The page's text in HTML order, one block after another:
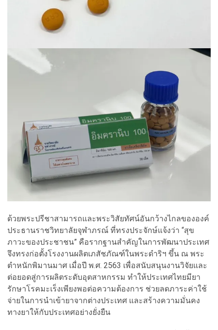
ด้วยพระปรีชาสามารถและพระวิสัยทัศน์อันกว้างไกลขององค์
ประธานราชวิทยาลัยจุฬาภรณ์ ที่ทรงประจักษ์แจ้งว่า “สุข
ภาวะของประชาชน” คือรากฐานสำคัญในการพัฒนาประเทศ
จึงทรงก่อตั้งโรงงานผลิตเภสัชภัณฑ์ในพระดําริฯ ขึ้น ณ พระ
ตำหนักพิมานมาศ เมื่อปี พ.ศ. 2563 เพื่อสนับสนุนงานวิจัยและ
ต่อยอดสู่การผลิตระดับอุตสาหกรรม ทำให้ประเทศไทยมียา
รักษาโรคมะเร็งเพียงพอต่อความต้องการ ช่วยลดภาระค่าใช้
จ่ายในการนำเข้ายาจากต่างประเทศ และสร้างความมั่นคง
ทางยาให้กับประเทศอย่างยั่งยืน